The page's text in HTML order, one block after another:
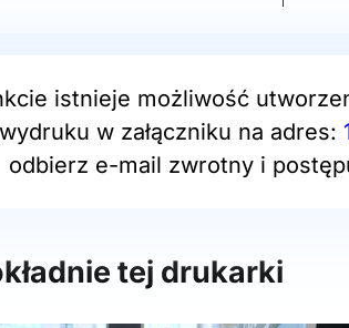
istnieje możliwość
w załączniku na adres:
odbierz e-mail zwrotny i
tej drukarki